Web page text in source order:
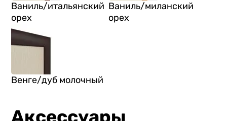
Ваниль/итальянский
орех
Ваниль/миланский
орех
Венге/дуб молочный